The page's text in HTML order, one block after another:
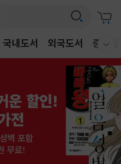
국내도서 외국도서 중고샵